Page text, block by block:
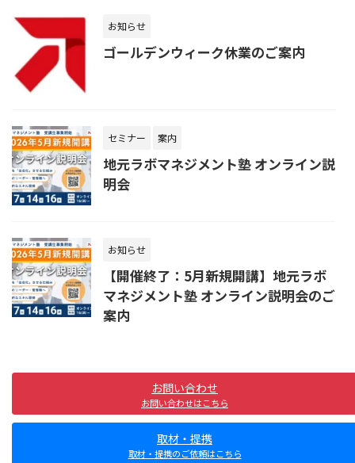
お知らせ
ゴールデンウィーク休業のご案内
セミナー 案内
地元ラボマネジメント塾 オンライン説
明会
お知らせ
【開催終了：5月新規開講】地元ラボ
マネジメント塾 オンライン説明会のご
案内
お問い合わせ
お問い合わせはこちら
取材・提携
取材・提携のご依頼はこちら